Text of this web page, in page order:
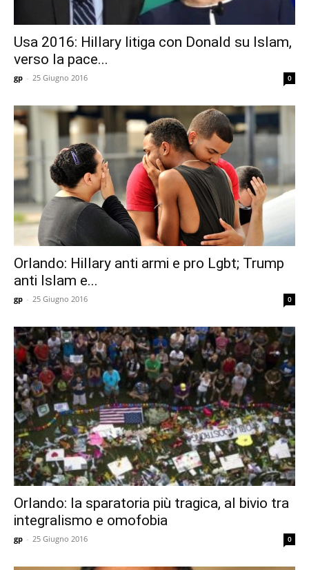
Usa 2016: Hillary litiga con Donald su Islam,
verso la pace...
gp - 25 Giugno 2016 0
Orlando: Hillary anti armi e pro Lgbt; Trump
anti Islam e...
gp - 25 Giugno 2016 0
Orlando: la sparatoria più tragica, al bivio tra
integralismo e omofobia
gp - 25 Giugno 2016 0